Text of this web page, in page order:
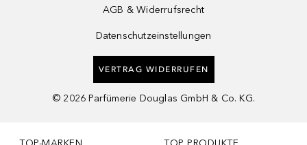
AGB & Widerrufsrecht
Datenschutzeinstellungen
VERTRAG WIDERRUFEN
© 2026 Parfümerie Douglas GmbH & Co. KG.